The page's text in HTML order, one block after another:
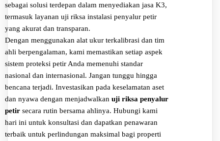
sebagai solusi terdepan dalam menyediakan jasa K3,
termasuk layanan uji riksa instalasi penyalur petir
yang akurat dan transparan.
Dengan menggunakan alat ukur terkalibrasi dan tim
ahli berpengalaman, kami memastikan setiap aspek
sistem proteksi petir Anda memenuhi standar
nasional dan internasional. Jangan tunggu hingga
bencana terjadi. Investasikan pada keselamatan aset
dan nyawa dengan menjadwalkan uji riksa penyalur
petir secara rutin bersama ahlinya. Hubungi kami
hari ini untuk konsultasi dan dapatkan penawaran
terbaik untuk perlindungan maksimal bagi properti